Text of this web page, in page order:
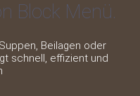
Block Menü.
Beilagen oder
schnell, effizient und